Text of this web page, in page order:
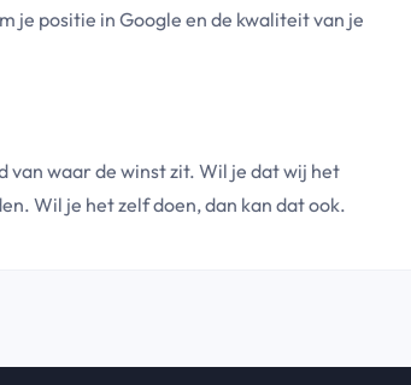
je positie in Google en de kwaliteit van je
waar de winst zit. Wil je dat wij het
Wil je het zelf doen, dan kan dat ook.